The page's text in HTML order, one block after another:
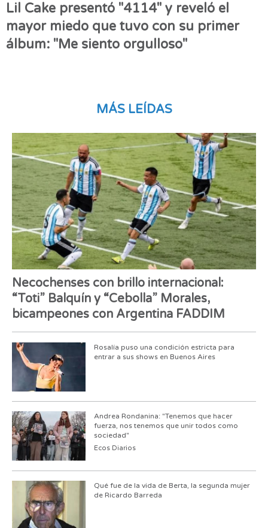
Lil Cake presentó "4114" y reveló el
mayor miedo que tuvo con su primer
álbum: "Me siento orgulloso"
MÁS LEÍDAS
Necochenses con brillo internacional:
“Toti” Balquín y “Cebolla” Morales,
bicampeones con Argentina FADDIM
Rosalía puso una condición estricta para
entrar a sus shows en Buenos Aires
Andrea Rondanina: "Tenemos que hacer
fuerza, nos tenemos que unir todos como
sociedad"
Ecos Diarios
Qué fue de la vida de Berta, la segunda mujer
de Ricardo Barreda